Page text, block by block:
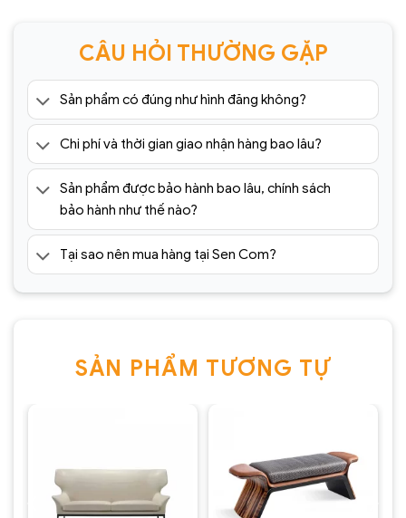
CÂU HỎI THƯỜNG GẶP
Sản phẩm có đúng như hình đăng không?
Chi phí và thời gian giao nhận hàng bao lâu?
Sản phẩm được bảo hành bao lâu, chính sách
bảo hành như thế nào?
Tại sao nên mua hàng tại Sen Com?
SẢN PHẨM TƯƠNG TỰ